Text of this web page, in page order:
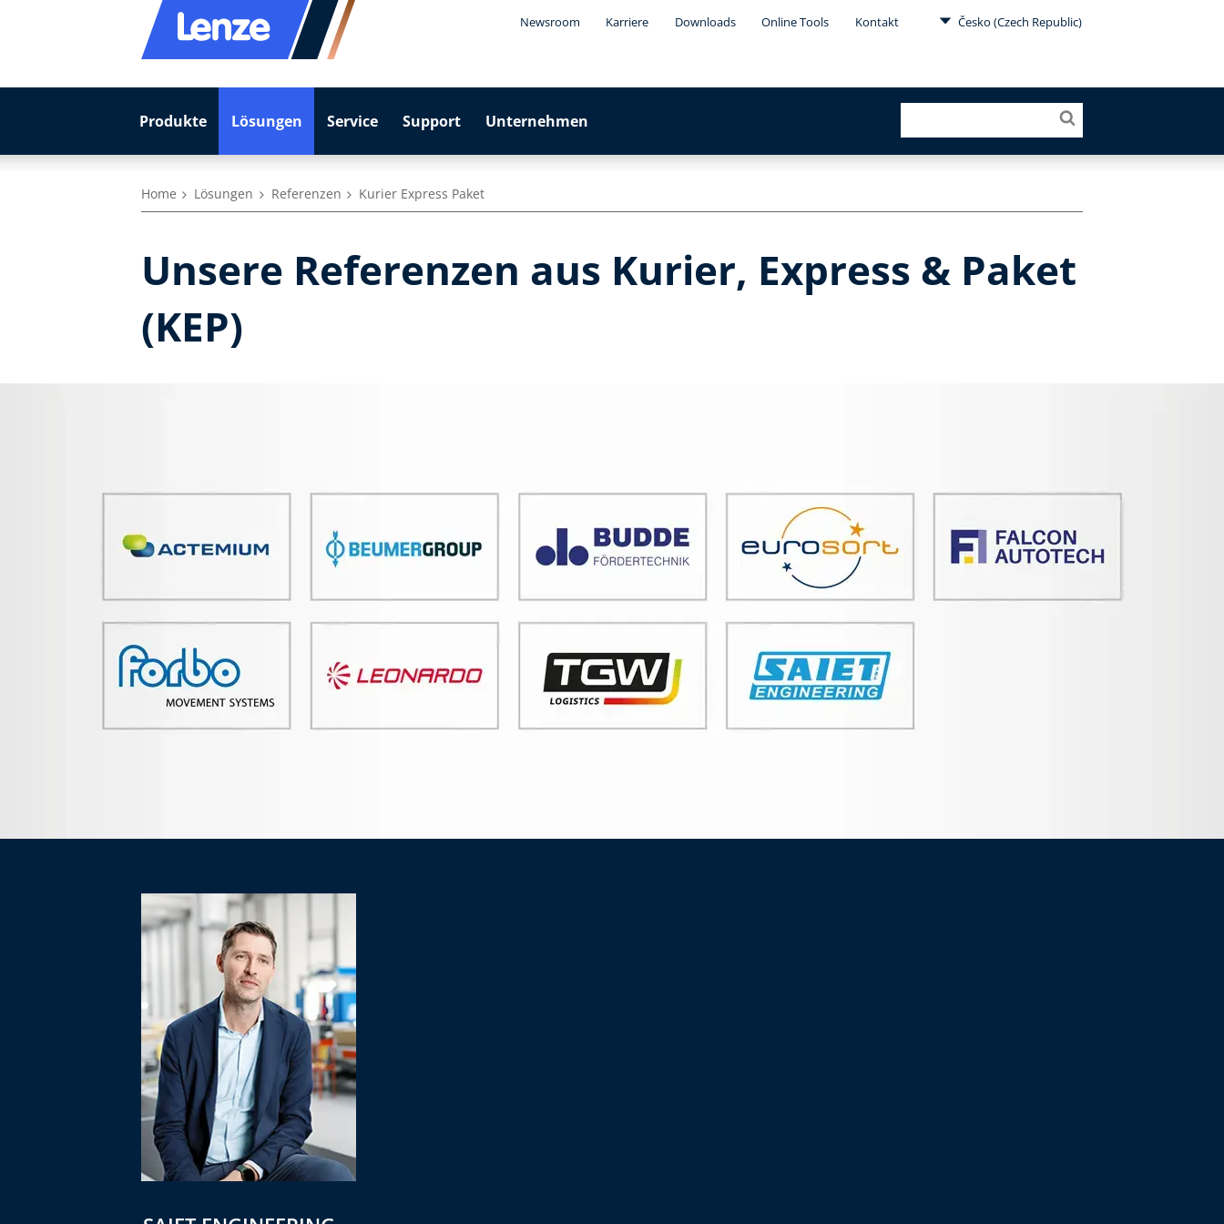
Newsroom Karriere Downloads Online Tools Kontakt Česko (Czech Republic)
Produkte Lösungen Service Support Unternehmen
Home Lösungen Referenzen Kurier Express Paket
Unsere Referenzen aus Kurier, Express & Paket
(KEP)